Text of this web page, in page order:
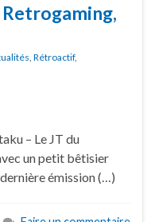
Rétroactif,
– Le JT du
un petit bêtisier
émission (…)